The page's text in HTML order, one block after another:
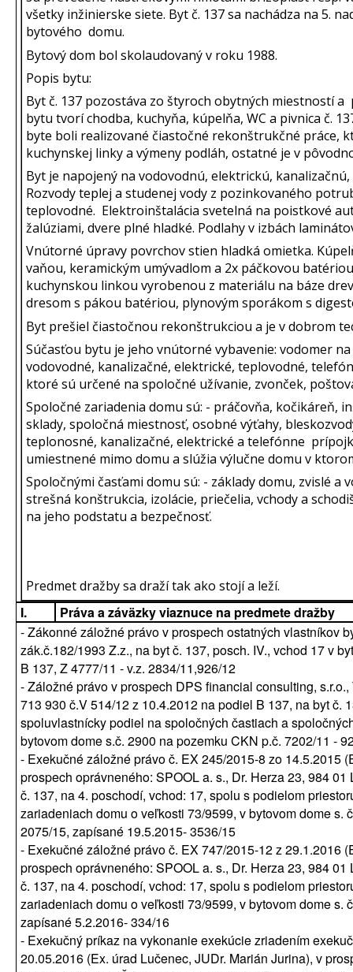
všetky inžinierske siete. Byt č. 137 sa nachádza na 5.
bytového domu.
Bytový dom bol skolaudovaný v roku 1988.
Popis bytu:
Byt č. 137 pozostáva zo štyroch obytných miestností
bytu tvorí chodba, kuchyňa, kúpelňa, WC a pivnica č.
byte boli realizované čiastočné rekonštrukčné práce,
kuchynskej linky a výmeny podláh, ostatné je v
Byt je napojený na vodovodnú, elektrickú,
Rozvody teplej a studenej vody z pozinkovaného
teplovodné. Elektroinštalácia svetelná na poistkové
žalúziami, dvere plné hladké. Podlahy v izbách
Vnútorné úpravy povrchov stien hladká omietka.
vaňou, keramickým umývadlom a 2x páčkovou
kuchynskou linkou vyrobenou z materiálu na báze
dresom s pákou batériou, plynovým sporákom s
Byt prešiel čiastočnou rekonštrukciou a je v dobrom
Súčasťou bytu je jeho vnútorné vybavenie: vodomer
vodovodné, kanalizačné, elektrické, teplovodné,
ktoré sú určené na spoločné užívanie, zvonček,
Spoločné zariadenia domu sú: - práčovňa, kočikáreň,
sklady, spoločná miestnosť, osobné výťahy,
teplonosné, kanalizačné, elektrické a telefónne
umiestnené mimo domu a slúžia výlučne domu v
Spoločnými časťami domu sú: - základy domu, zvislé a
strešná konštrukcia, izolácie, priečelia, vchody a
na jeho podstatu a bezpečnosť.
Predmet dražby sa draží tak ako stojí a leží.
I.
Práva a záväzky viaznuce na predmete dražby
- Zákonné záložné právo v prospech ostatných vlastníkov
zák.č.182/1993 Z.z., na byt č. 137, posch. IV., vchod 17 v
B 137, Z 4777/11 - v.z. 2834/11,926/12
- Záložné právo v prospech DPS financial consulting,
713 930 č.V 514/12 z 10.4.2012 na podiel B 137, na byt č.
spoluvlastnícky podiel na spoločných častiach a
bytovom dome s.č. 2900 na pozemku CKN p.č. 7202/11 -
- Exekučné záložné právo č. EX 245/2015-8 zo 14.5.2015
prospech oprávneného: SPOOL a. s., Dr. Herza 23, 984
č. 137, na 4. poschodí, vchod: 17, spolu s podielom
zariadeniach domu o veľkosti 73/9599, v bytovom dome s.
2075/15, zapísané 19.5.2015- 3536/15
- Exekučné záložné právo č. EX 747/2015-12 z 29.1.2016
prospech oprávneného: SPOOL a. s., Dr. Herza 23, 984
č. 137, na 4. poschodí, vchod: 17, spolu s podielom
zariadeniach domu o veľkosti 73/9599, v bytovom dome s.
zapísané 5.2.2016- 334/16
- Exekučný príkaz na vykonanie exekúcie zriadením
20.05.2016 (Ex. úrad Lučenec, JUDr. Marián Jurina), v